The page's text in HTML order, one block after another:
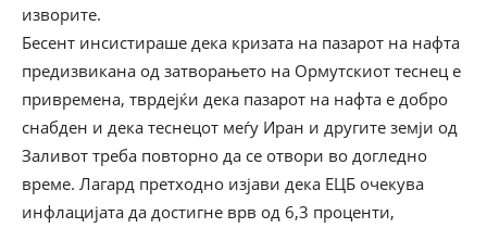
изворите.
Бесент инсистираше дека кризата на пазарот на нафта
предизвикана од затворањето на Ормутскиот теснец е
привремена, тврдејќи дека пазарот на нафта е добро
снабден и дека теснецот меѓу Иран и другите земји од
Заливот треба повторно да се отвори во догледно
време. Лагард претходно изјави дека ЕЦБ очекува
инфлацијата да достигне врв од 6,3 проценти,